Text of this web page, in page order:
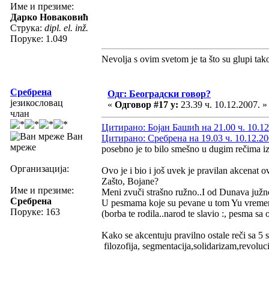
Име и презиме:
Дарко Новаковић
Струка: dipl. el. inž.
Поруке: 1.049
Nevolja s ovim svetom je ta što su glupi
Сребрена
језикословац
члан
Ван
мреже
Организација:
Име и презиме:
Сребрена
Поруке: 163
Одг: Београдски говор?
« Одговор #17 у: 23.39 ч. 10.12.2007. »
Цитирано: Бојан Башић на 21.00 ч.
Цитирано: Сребрена на 19.03 ч.
posebno je to bilo smešno u dugim rečima
Ovo je i bio i još uvek je pravilan akcenat
Zašto, Bojane?
Meni zvuči strašno ružno..I od Dunava
U pesmama koje su pevane u tom Yu
(borba te rodila..narod te slavio :, pesma sa
Kako se akcentuju pravilno ostale reči sa 5
filozofija,